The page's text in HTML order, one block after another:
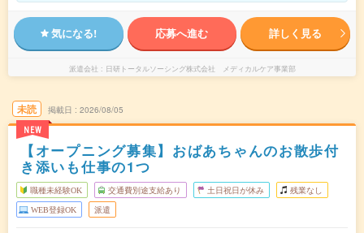
気になる! 応募へ進む 詳しく見る
派遣会社 日研トータルソーシング株式会社 メディカルケア事業部
未読
NEW
掲載日 2026/08/05
【オープニング募集】おばあちゃんのお散歩付
き添いも仕事の1つ
職種未経験OK 交通費別途支給あり 土日祝日が休み 残業なし
WEB登録OK 派遣